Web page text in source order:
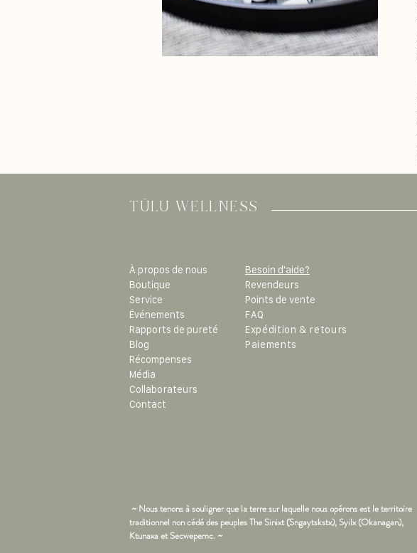
TÜLU WELLNESS
À propos de nous
Boutique
Service
Événements
Rapports de pureté
Blog
Récompenses
Média
Collaborateurs
Contact
Besoin d'aide?
Revendeurs
Points de vente
FAQ
Expédition & retours
Paiements
~ Nous tenons à souligner que la terre sur laquelle nous opérons est le territoire
traditionnel non cédé des peuples The Sinixt (Sngaytskstx), Syilx (Okanagan),
Ktunaxa et Secwepemc. ~